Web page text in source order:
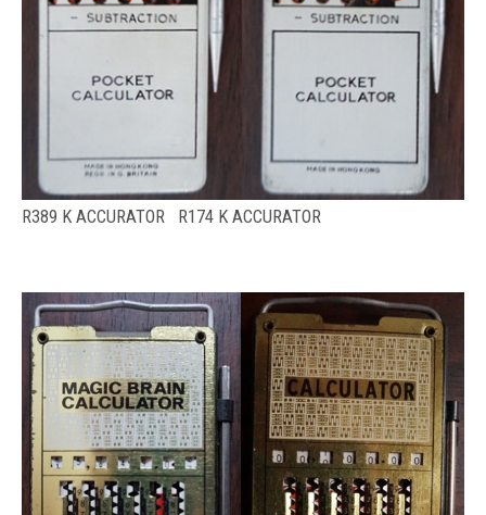
R389 K ACCURATOR R174 K ACCURATOR